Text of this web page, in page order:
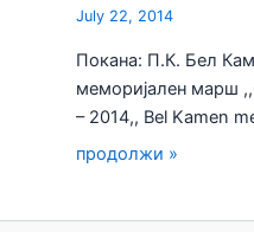
July 22, 2014
Покана: П.К. Бел
меморијален марш
– 2014,, Bel Kamen
продолжи »